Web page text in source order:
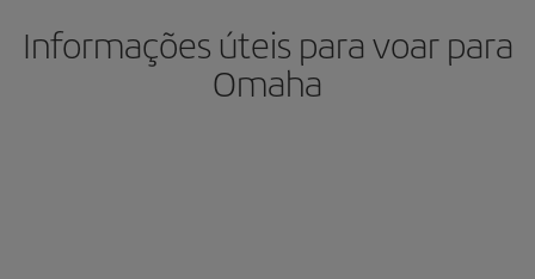
Informações úteis para voar para
Omaha